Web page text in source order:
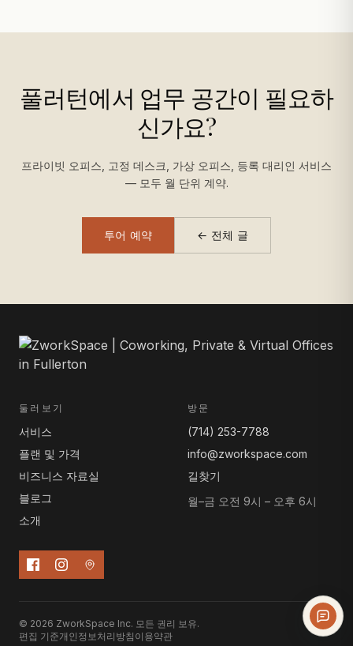
풀러턴에서 업무 공간이 필요하
신가요?
프라이빗 오피스, 고정 데스크, 가상 오피스, 등록 대리인 서비스
— 모두 월 단위 계약.
투어 예약 ← 전체 글
둘러보기
서비스
플랜 및 가격
비즈니스 자료실
블로그
소개
방문
(714) 253-7788
info@zworkspace.com
길찾기
월–금 오전 9시 – 오후 6시
© 2026 ZworkSpace Inc. 모든 권리 보유.
편집 기준개인정보처리방침 이용약관